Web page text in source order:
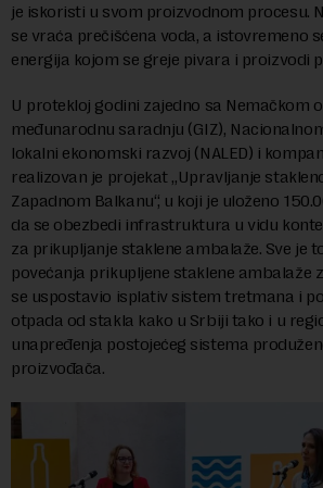
je iskoristi u svom proizvodnom procesu.
se vraća prečišćena voda, a istovremeno
energija kojom se greje pivara i proizvodi
U protekloj godini zajedno sa Nemačkom
međunarodnu saradnju (GIZ),
lokalni ekonomski razvoj (NALED) i
realizovan je projekat „Upravljanje
Zapadnom Balkanu“, u koji je uloženo
da se obezbedi infrastruktura u vidu
za prikupljanje staklene ambalaže. Sve je
povećanja prikupljene staklene ambalaže
se uspostavio isplativ sistem tretmana i
otpada od stakla kako u Srbiji tako i u
unapređenja postojećeg sistema
proizvođača.